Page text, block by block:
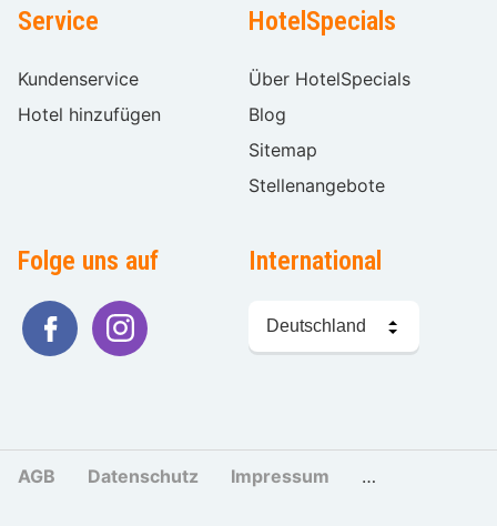
Service
Kundenservice
Hotel hinzufügen
HotelSpecials
Über HotelSpecials
Blog
Sitemap
Stellenangebote
Folge uns auf International
wählen
AGB Datenschutz Impressum Cookies und